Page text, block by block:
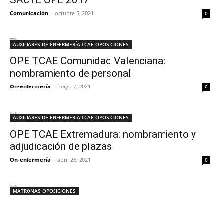
Comunicación - octubre 5, 2021 0
AUXILIARES DE ENFERMERÍA TCAE OPOSICIONES
OPE TCAE Comunidad Valenciana:
nombramiento de personal
On-enfermería - mayo 7, 2021 0
AUXILIARES DE ENFERMERÍA TCAE OPOSICIONES
OPE TCAE Extremadura: nombramiento y
adjudicación de plazas
On-enfermería - abril 26, 2021 0
MATRONAS OPOSICIONES